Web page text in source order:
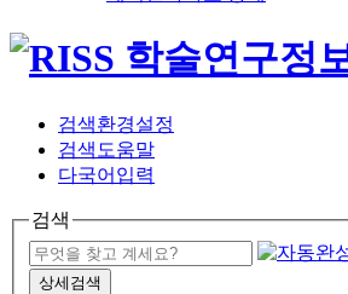
검색환경설정
검색도움말
다국어입력
검색
상세검색